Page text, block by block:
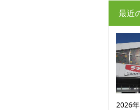
最近
2026年